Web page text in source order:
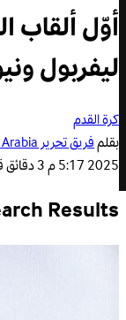
أوّل ألقاب
ليفربول
كرة القدم
بقلمفريق تحرير BW Arabia - وحدة التحليل الرياضي
2025 5:17 م
3 دقائق قراءة
Results